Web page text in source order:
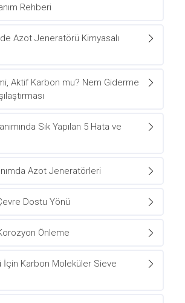
Rehberi
Azot Jeneratörü Kimyasalı
Aktif Karbon mu? Nem Giderme
Sık Yapılan 5 Hata ve
Azot Jeneratörleri
Dostu Yönü
Önleme
Karbon Moleküler Sieve